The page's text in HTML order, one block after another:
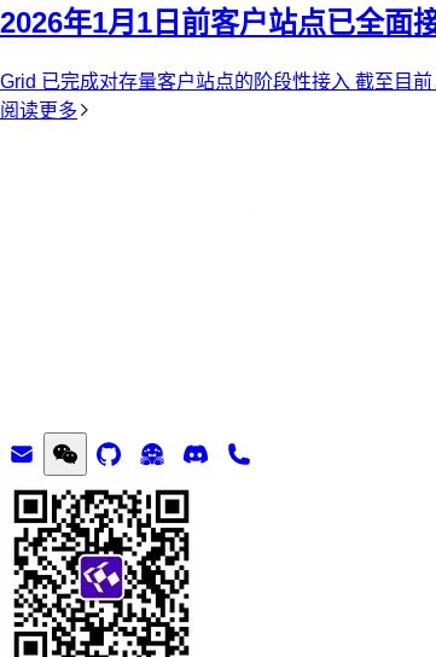
2026年1月1日前客户站点已全面
Grid 已完成对存量客户站点的阶段性接入 截至目
阅读更多